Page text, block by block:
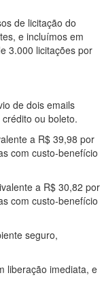
de licitação do
e incluímos em
3.000 licitações por
de dois emails
ou boleto.
a R$ 39,98 por
com custo-benefício
a R$ 30,82 por
com custo-benefício
seguro,
liberação imediata, e